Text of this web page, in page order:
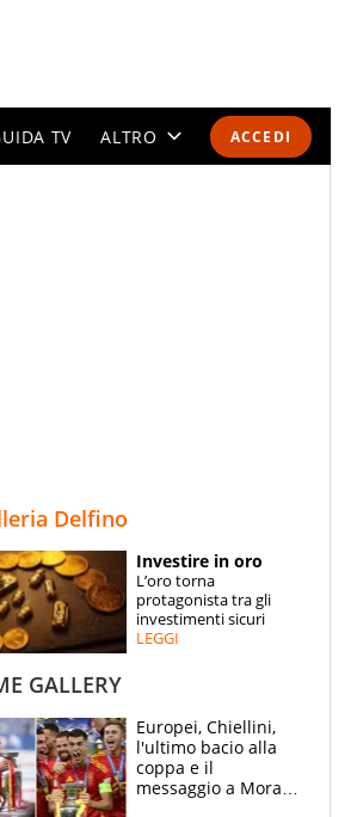
ACCEDI
TV ALTRO
SPECIALI
ESPERTI
Delfino
Investire in oro
L’oro torna
protagonista tra gli
investimenti sicuri
LEGGI
GALLERY
Europei, Chiellini,
l'ultimo bacio alla
coppa e il
messaggio a Morata